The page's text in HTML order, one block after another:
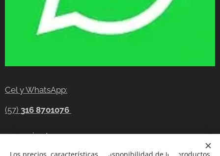
Cel y WhatsApp:
(57) 316 8701076
gerencia@tecnocompras.com.co